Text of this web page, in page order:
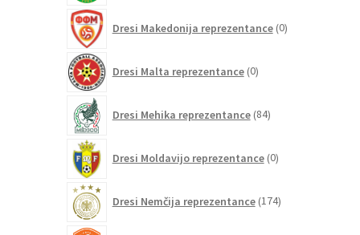
Dresi Makedonija reprezentance 0izdelkov
Dresi Malta reprezentance 0izdelkov
Dresi Mehika reprezentance 84izdelkov
Dresi Moldavijo reprezentance 0izdelkov
Dresi Nemčija reprezentance 174izdelkov